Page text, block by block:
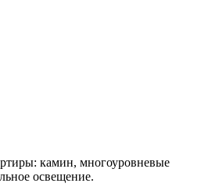
камин, многоуровневые
освещение.